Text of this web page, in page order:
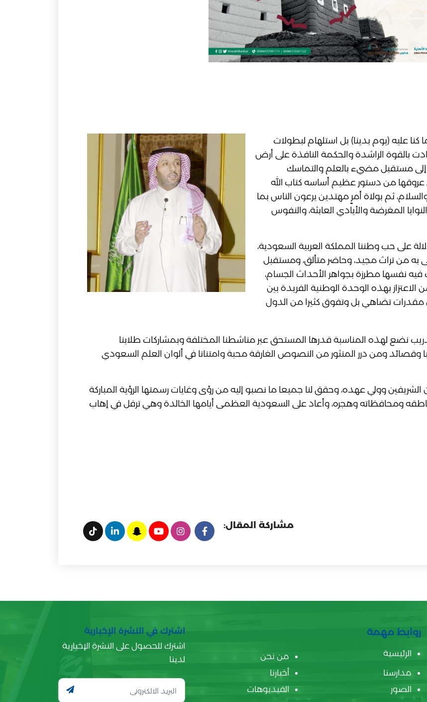
عليه (يوم بدينا) بل استلهام لبطولات
بالقوة الراشدة والحكمة النافذة على أرض
إلى مستقبل مضيء بالعلم والتماسك
عروقها من دستور عظيم أساسه كتاب الله
ثم بولاة أمرٍ مهتدين يرعون الناس بما
المغرضة والأيادي العابثة، والنفوس
على حب وطننا المملكة العربية السعودية،
من تراث مجيد، وحاضر متألق، ومستقبل
نفسها مطرزة بجواهر الأحداث الجسام،
الاعتزاز بهذه الوحدة الوطنية الفريدة بين
مقدرات تضاهي بل وتفوق كثيرا من الدول
نضع لهذه المناسبة قدرها المستحق عبر مناشطنا المختلفة وبمشاركات طلابنا
وقصائد ومن درر المنثور من النصوص الغارقة محبة وامتنانا في ألوان العلم السعودي
وولي عهده، وحقق لنا جميعا ما نصبو إليه من رؤى وغايات رسمتها الرؤية المباركة
ومحافظاته وهجره، وأعاد على السعودية العظمى أيامها الخالدة وهي ترفل في إهاب
مشاركة المقال:
روابط مهمة
الرئيسية
من نحن
مدارسنا
أخبارنا
الصور
الفيديوهات
اشترك في النشرة الإخبارية
اشترك للحصول على النشرة الإخبارية
لدينا